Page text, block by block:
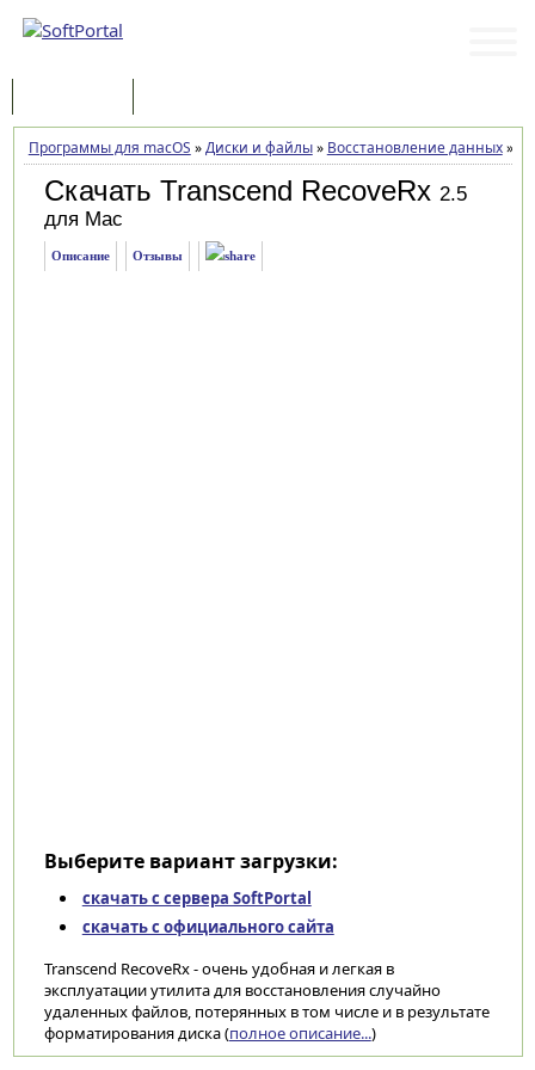
Программы для macOS »Диски и файлы» Восстановление данных»
Скачать Transcend RecoveRx 2.5
для Mac
Описание Отзывы
Выберите вариант загрузки:
скачать с сервера SoftPortal
скачать с официального сайта
Transcend RecoveRx - очень удобная и легкая в
эксплуатации утилита для восстановления случайно
удаленных файлов, потерянных в том числе и в результате
форматирования диска (полное описание...)